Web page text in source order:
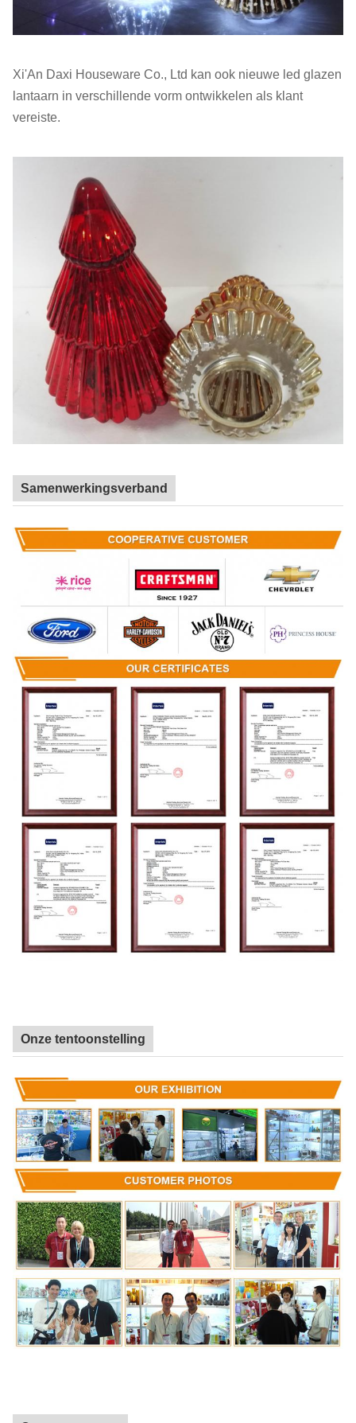
Xi'An Daxi Houseware Co., Ltd kan ook nieuwe led glazen
lantaarn in verschillende vorm ontwikkelen als klant
vereiste.
Samenwerkingsverband
Onze tentoonstelling